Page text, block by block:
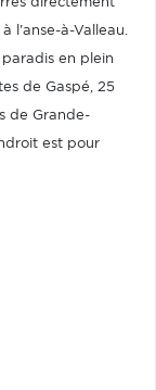
l'anse-à-Valleau.
en plein
de Gaspé, 25
de Grande-
est pour